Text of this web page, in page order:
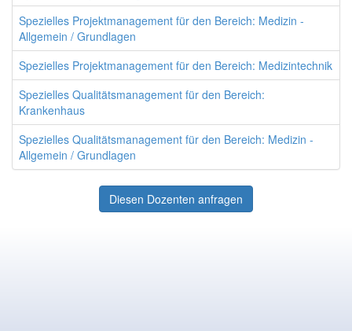
Spezielles Projektmanagement für den Bereich: Medizin -
Allgemein / Grundlagen
Spezielles Projektmanagement für den Bereich: Medizintechnik
Spezielles Qualitätsmanagement für den Bereich:
Krankenhaus
Spezielles Qualitätsmanagement für den Bereich: Medizin -
Allgemein / Grundlagen
Diesen Dozenten anfragen